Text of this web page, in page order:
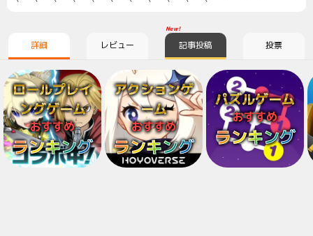
詳細 レビュー
New!
記事投稿 投票
ロールプレイ
ングゲーム
おすすめ
ランキング
アクションゲ
ーム
おすすめ
ランキング
パズルゲーム
おすすめ
ランキング